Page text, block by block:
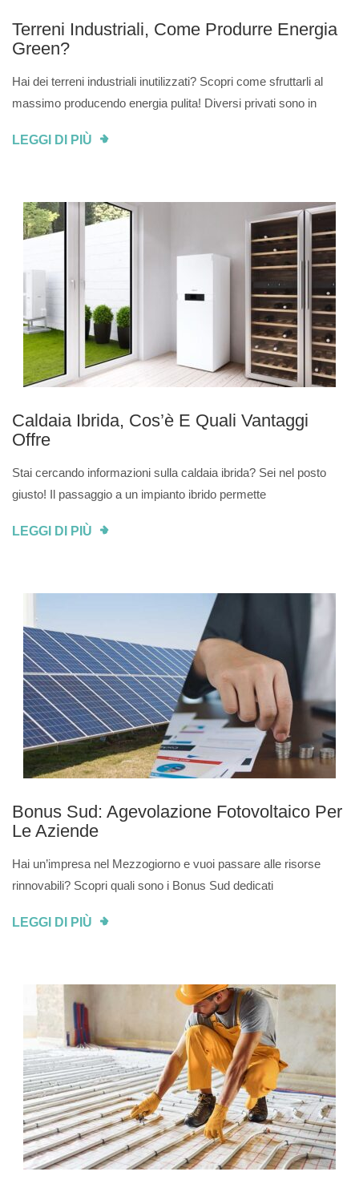
Terreni Industriali, Come Produrre Energia
Green?
Hai dei terreni industriali inutilizzati? Scopri come sfruttarli al
massimo producendo energia pulita! Diversi privati sono in
LEGGI DI PIÙ
Caldaia Ibrida, Cos’è E Quali Vantaggi
Offre
Stai cercando informazioni sulla caldaia ibrida? Sei nel posto
giusto! Il passaggio a un impianto ibrido permette
LEGGI DI PIÙ
Bonus Sud: Agevolazione Fotovoltaico Per
Le Aziende
Hai un’impresa nel Mezzogiorno e vuoi passare alle risorse
rinnovabili? Scopri quali sono i Bonus Sud dedicati
LEGGI DI PIÙ